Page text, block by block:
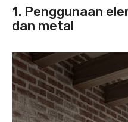
1. Penggunaan
dan metal